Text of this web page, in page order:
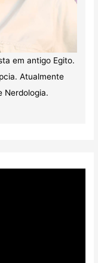
em antigo Egito.
Atualmente
Nerdologia.